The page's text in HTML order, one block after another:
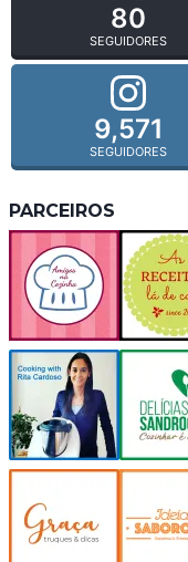
80
SEGUIDORES
9,571
SEGUIDORES
PARCEIROS